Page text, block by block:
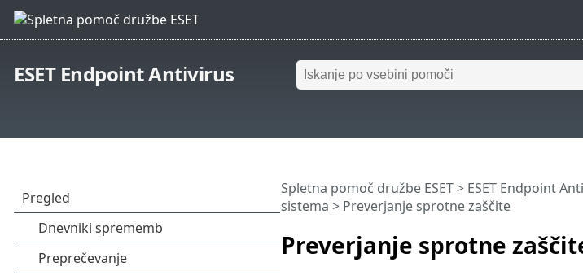
ESET Endpoint Antivirus
Preverjanje sprotne
Spletna pomoč družbe ESET> ESET Endpoint
sistema > Preverjanje sprotne zaščite